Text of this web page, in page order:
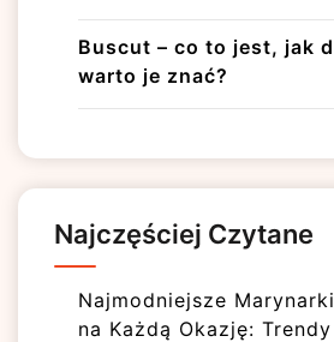
Buscut – co to jest, jak
warto je znać?
Najczęściej Czytane
Najmodniejsze
na Każdą Okazję: